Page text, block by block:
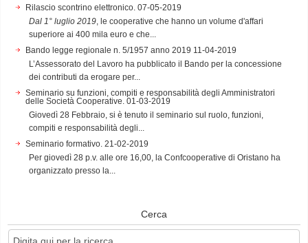
Rilascio scontrino elettronico. 07-05-2019
Dal 1° luglio 2019 , le cooperative che hanno un volume d'affari
superiore ai 400 mila euro e che...
Bando legge regionale n. 5/1957 anno 2019 11-04-2019
L’Assessorato del Lavoro ha pubblicato il Bando per la concessione
dei contributi da erogare per...
Seminario su funzioni, compiti e responsabilità degli Amministratori
delle Società Cooperative. 01-03-2019
Giovedì 28 Febbraio, si è tenuto il seminario sul ruolo, funzioni,
compiti e responsabilità degli...
Seminario formativo. 21-02-2019
Per giovedì 28 p.v. alle ore 16,00, la Confcooperative di Oristano ha
organizzato presso la...
Cerca